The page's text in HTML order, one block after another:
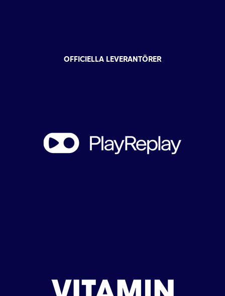
OFFICIELLA LEVERANTÖRER